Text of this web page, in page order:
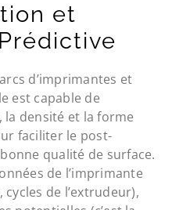
et
d’imprimantes et
est capable de
la densité et la forme
faciliter le post-
qualité de surface.
de l’imprimante
de l’extrudeur),